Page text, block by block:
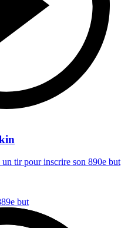
tir pour inscrire son 890e but